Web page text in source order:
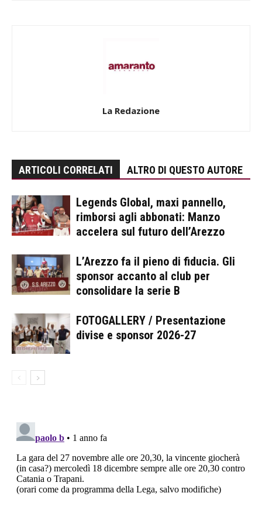
La Redazione
ARTICOLI CORRELATI ALTRO DI QUESTO AUTORE
Legends Global, maxi pannello,
rimborsi agli abbonati: Manzo
accelera sul futuro dell’Arezzo
L’Arezzo fa il pieno di fiducia. Gli
sponsor accanto al club per
consolidare la serie B
FOTOGALLERY / Presentazione
divise e sponsor 2026-27